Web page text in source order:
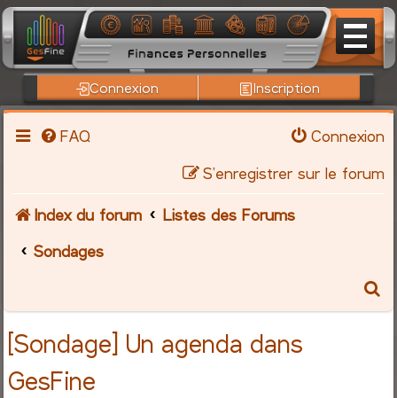
Connexion Inscription
FAQ
Connexion
S’enregistrer sur le forum
Index du forum
Listes des Forums
Sondages
[Sondage] Un agenda dans
GesFine